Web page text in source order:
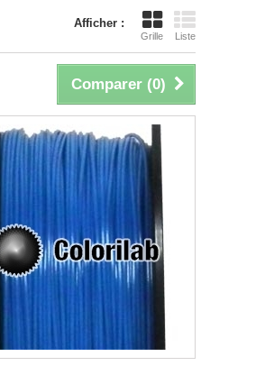
Afficher :
Grille Liste
Comparer (0)